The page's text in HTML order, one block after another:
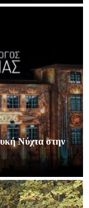
Νύχτα στην